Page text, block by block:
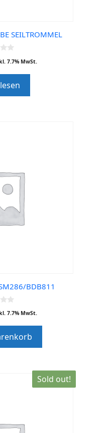
SEILTROMMEL
7.7% MwSt.
BDB811
7.7% MwSt.
Sold out!